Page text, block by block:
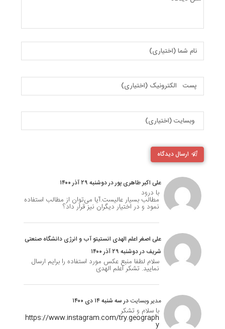
ارسال دیدگاه
علی اکبر طاهری پور در دوشنبه ۲۹ آذر ۱۴۰۰
با درود
مطالب بسیار عالیست.آیا می‌توان از مطالب استفاده
نمود و در اختیار دیگران نیز قرار داد؟
علی اصغر اعلم الهدی انستیتو آب و انرژی دانشگاه صنعتی
شریف در دوشنبه ۲۹ آذر ۱۴۰۰
سلام لطفا منبع عکس مورد استفاده را برایم ارسال
نمایید. تشکر اعلم الهدی
مدیر وبسایت در سه شنبه ۱۴ دی ۱۴۰۰
با سلام و تشکر
https://www.instagram.com/try.geograph
y